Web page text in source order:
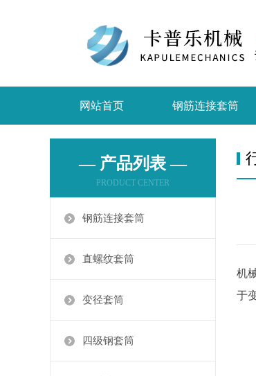
网站首页 钢筋连接套筒
— 产品列表 —
PRODUCT CENTER
钢筋连接套筒
直螺纹套筒
变径套筒
四级钢套筒
机
于